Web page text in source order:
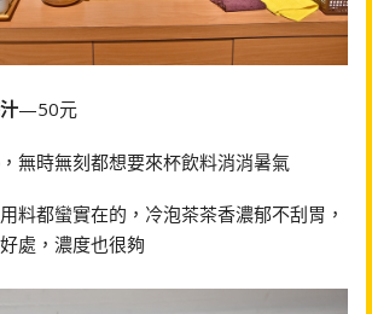
—50元
無時無刻都想要來杯飲料消消暑氣
料都蠻實在的，冷泡茶茶香濃郁不刮胃，
處，濃度也很夠